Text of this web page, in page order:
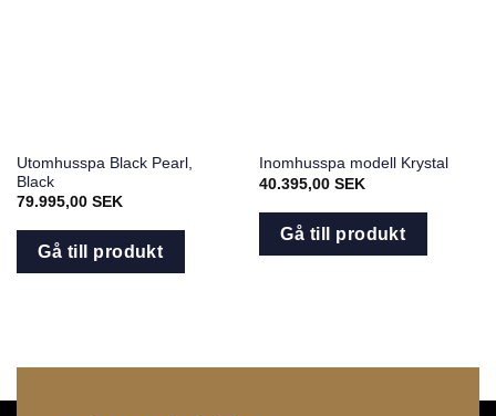
Utomhusspa Black Pearl,
Black
79.995,00SEK
Gå till produkt
Inomhusspa modell Krystal
40.395,00SEK
Gå till produkt